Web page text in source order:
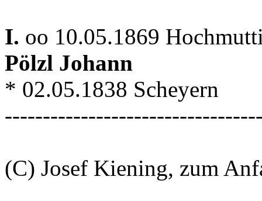
I. oo 10.05.1869
Pölzl Johann
* 02.05.1838 Scheyern
(C) Josef Kiening, zum